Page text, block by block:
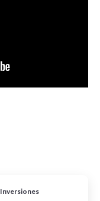
Inversiones